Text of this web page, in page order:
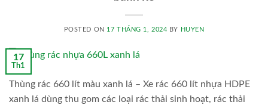
POSTED ON 17 THÁNG 1, 2024 BY HUYEN
17
Th1
Thùng rác 660 lít màu xanh lá – Xe rác 660 lít nhựa HDPE
xanh lá dùng thu gom các loại rác thải sinh hoạt, rác thải